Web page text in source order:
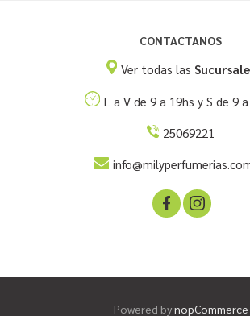
CONTACTANOS
Ver todas las
L a V de 9 a 19hs y S de 9
25069221
Powered bynopCommerce